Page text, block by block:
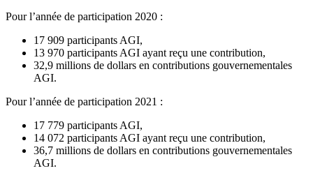
Pour l’année de participation 2020 :
17 909 participants AGI,
13 970 participants AGI ayant reçu une contribution,
32,9 millions de dollars en contributions gouvernementales
AGI.
Pour l’année de participation 2021 :
17 779 participants AGI,
14 072 participants AGI ayant reçu une contribution,
36,7 millions de dollars en contributions gouvernementales
AGI.